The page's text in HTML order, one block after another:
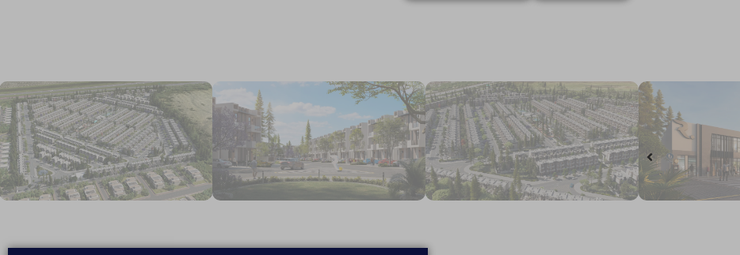
35 דקות נסיעה לבורג' ח'ליפה
סיור תל מימד 1 >>
סיור תלת מימד 2 >>